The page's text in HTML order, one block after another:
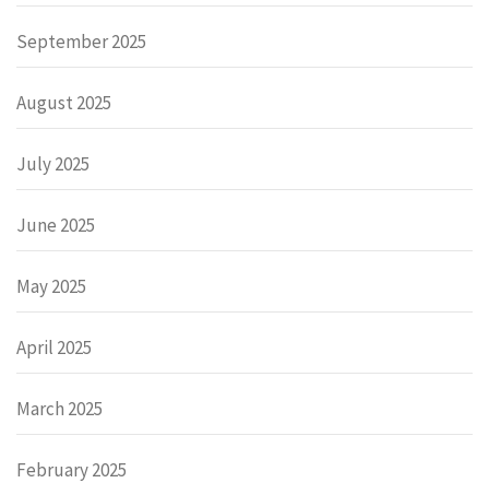
September 2025
August 2025
July 2025
June 2025
May 2025
April 2025
March 2025
February 2025